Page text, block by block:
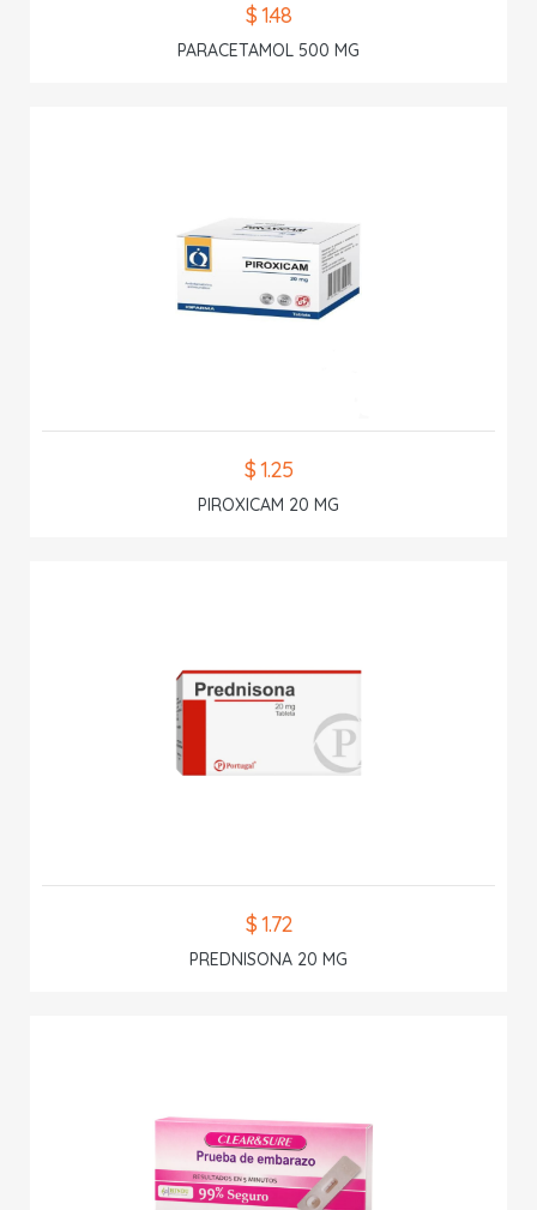
$ 1.48
PARACETAMOL 500 MG
$ 1.25
PIROXICAM 20 MG
$ 1.72
PREDNISONA 20 MG